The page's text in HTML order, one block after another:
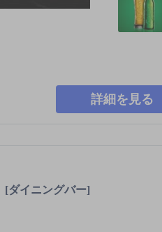
詳細を見る
[ダイニングバー]